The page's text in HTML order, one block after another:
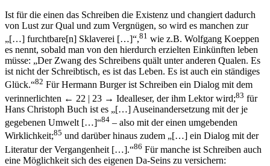
Ist für die einen das Schreiben die Existenz und changiert dadurch
von Lust zur Qual und zum Vergnügen, so wird es manchen zur
„[…] furchtbare[n] Sklaverei […]“,81 wie z.B. Wolfgang Koeppen
es nennt, sobald man von den hierdurch erzielten Einkünften leben
müsse: „Der Zwang des Schreibens quält unter anderen Qualen. Es
ist nicht der Schreibtisch, es ist das Leben. Es ist auch ein ständiges
Glück.“82 Für Hermann Burger ist Schreiben ein Dialog mit dem
verinnerlichten ← 22 | 23 → Idealleser, der ihm Lektor wird;83 für
Hans Christoph Buch ist es „[…] Auseinandersetzung mit der je
gegebenen Umwelt […]“84 – also mit der einen umgebenden
Wirklichkeit;85 und darüber hinaus zudem „[…] ein Dialog mit der
Literatur der Vergangenheit […].“86 Für manche ist Schreiben auch
eine Möglichkeit sich des eigenen Da-Seins zu versichern: